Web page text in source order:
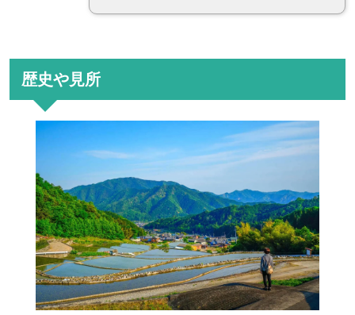
歴史や見所